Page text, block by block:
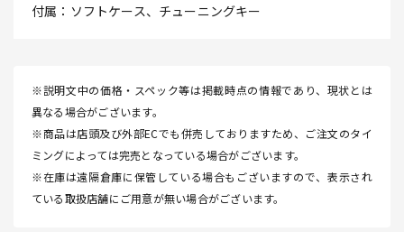
付属：ソフトケース、チューニングキー
※説明文中の価格・スペック等は掲載時点の情報であり、現状とは
異なる場合がございます。
※商品は店頭及び外部ECでも併売しておりますため、ご注文のタイ
ミングによっては完売となっている場合がございます。
※在庫は遠隔倉庫に保管している場合もございますので、表示され
ている取扱店舗にご用意が無い場合がございます。